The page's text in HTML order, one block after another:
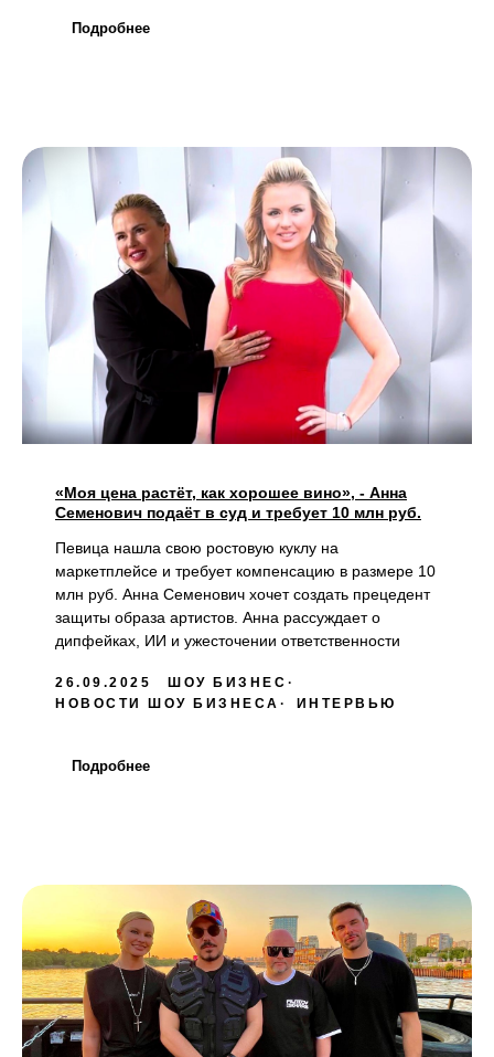
Подробнее
«Моя цена растёт, как хорошее вино», - Анна
Семенович подаёт в суд и требует 10 млн руб.
Певица нашла свою ростовую куклу на
маркетплейсе и требует компенсацию в размере 10
млн руб. Анна Семенович хочет создать прецедент
защиты образа артистов. Анна рассуждает о
дипфейках, ИИ и ужесточении ответственности
26.09.2025
ШОУ БИЗНЕС
НОВОСТИ ШОУ БИЗНЕСА
ИНТЕРВЬЮ
Подробнее